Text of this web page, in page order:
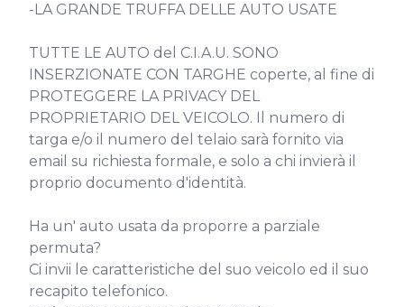
-LA GRANDE TRUFFA DELLE AUTO USATE
TUTTE LE AUTO del C.I.A.U. SONO
INSERZIONATE CON TARGHE coperte, al fine di
PROTEGGERE LA PRIVACY DEL
PROPRIETARIO DEL VEICOLO. Il numero di
targa e/o il numero del telaio sarà fornito via
email su richiesta formale, e solo a chi invierà il
proprio documento d'identità.
Ha un' auto usata da proporre a parziale
permuta?
Ci invii le caratteristiche del suo veicolo ed il suo
recapito telefonico.